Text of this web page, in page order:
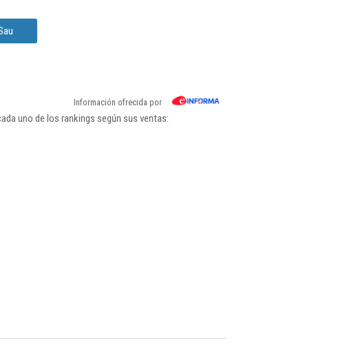
Información ofrecida por
uno de los rankings según sus ventas: